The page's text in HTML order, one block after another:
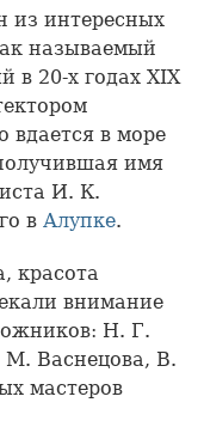
из интересных
называемый
в 20-х годах XIX
вдается в море
имя
И. К.
в Алупке.
красота
внимание
Н. Г.
Васнецова, В.
мастеров